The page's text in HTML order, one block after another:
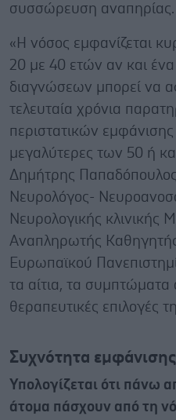
συσσώρευση αναπηρίας.
«Η νόσος εμφανίζεται
20 με 40 ετών αν και
διαγνώσεων μπορεί να
τελευταία χρόνια
περιστατικών εμφάνισης
μεγαλύτερες των 50 ή
Δημήτρης
Νευρολόγος-
Nευρολογικής
Αναπληρωτής
Ευρωπαϊκού
τα αίτια, τα συμπτώματα
θεραπευτικές επιλογές
Συχνότητα
Υπολογίζεται ότι πάνω
άτομα πάσχουν από τη